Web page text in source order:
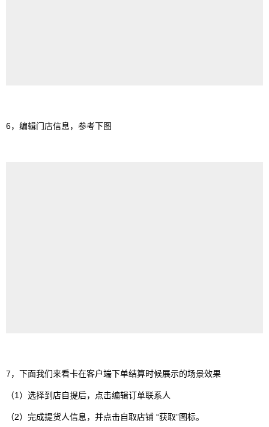
6，编辑门店信息，参考下图
7，下面我们来看卡在客户端下单结算时候展示的场景效果
（1）选择到店自提后，点击编辑订单联系人
（2）完成提货人信息，并点击自取店铺 “获取”图标。